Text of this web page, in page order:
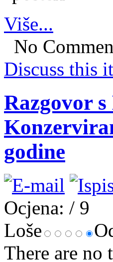
Više...
No
Discuss this
Razgovor
godine
Ocjena: / 9
Loše
There are no